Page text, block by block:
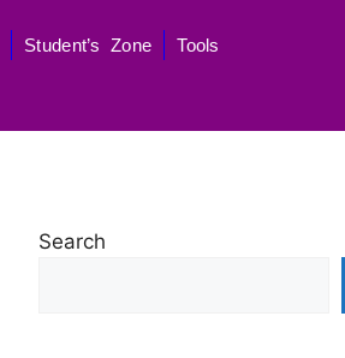
Student’s Zone Tools
Search